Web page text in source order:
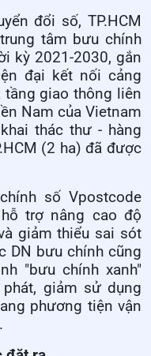
đổi số, TP.HCM
tâm bưu chính
kỳ 2021-2030, gắn
đại kết nối cảng
tầng giao thông liên
Nam của Vietnam
thác thư - hàng
(2 ha) đã được
số Vpostcode
trợ nâng cao độ
giảm thiểu sai sót
DN bưu chính cũng
"bưu chính xanh"
giảm sử dụng
phương tiện vận